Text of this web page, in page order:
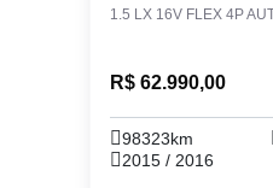
1.5 LX 16V FLEX 4P
R$ 62.990,00
98323km
2015 / 2016